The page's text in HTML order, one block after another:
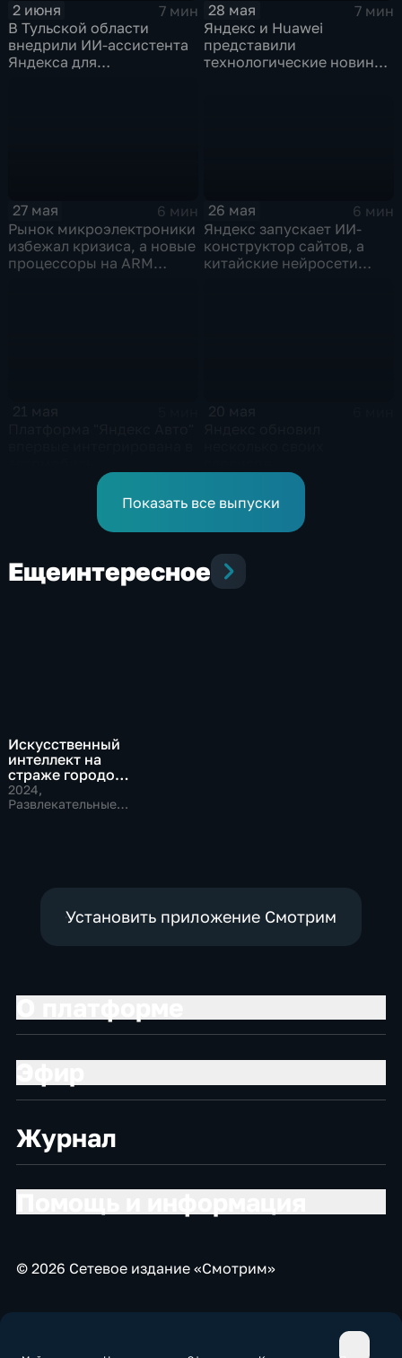
2 июня
7 мин
В Тульской области
внедрили ИИ-ассистента
Яндекса для
28 мая
7 мин
Яндекс и Huawei
представили
технологические новинки
27 мая
6 мин
Рынок микроэлектроники
избежал кризиса, а новые
процессоры на ARM
26 мая
6 мин
Яндекс запускает ИИ-
конструктор сайтов, а
китайские нейросети
Показать все выпуски
Ещеинтересное
Искусственный
интеллект на
страже городов
будущего
2024,
Развлекательные,
Установить приложение Смотрим
Журнал
© 2026 Сетевое издание «Смотрим»